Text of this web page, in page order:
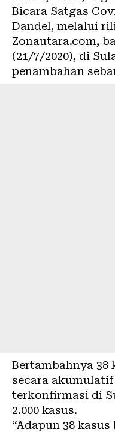
Bicara Satgas
Dandel, melalui
Zonautara.com,
(21/7/2020), di
penambahan
Bertambahnya 38
secara
terkonfirmasi di
2.000 kasus.
“Adapun 38